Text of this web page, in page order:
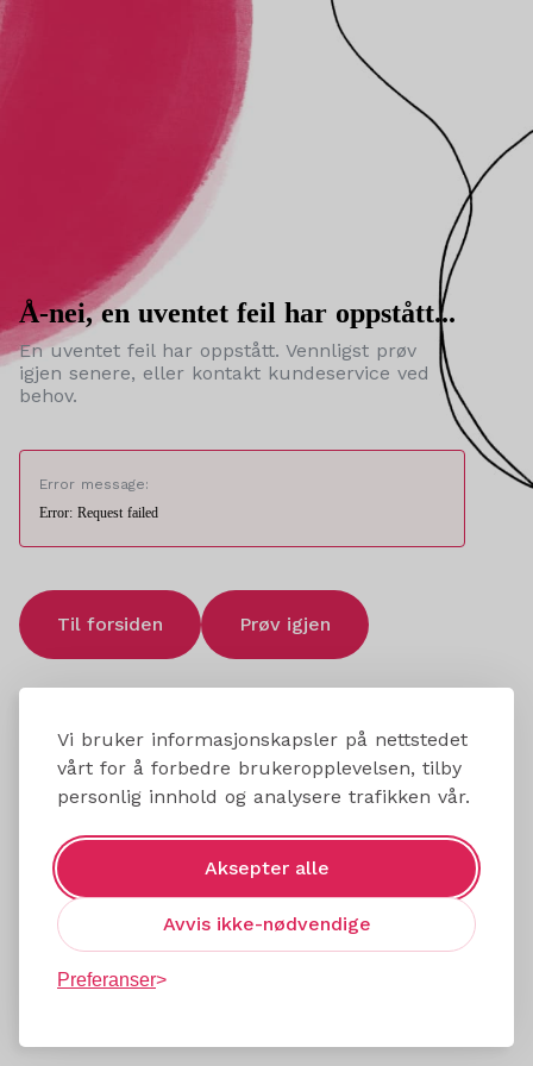
Vi bruker informasjonskapsler på nettstedet
vårt for å forbedre brukeropplevelsen, tilby
personlig innhold og analysere trafikken vår.
Aksepter alle
Avvis ikke-nødvendige
Preferanser
Å-nei, en uventet feil har oppstått...
En uventet feil har oppstått. Vennligst prøv
igjen senere, eller kontakt kundeservice ved
behov.
Error message:
Error: Request failed
Til forsiden Prøv igjen